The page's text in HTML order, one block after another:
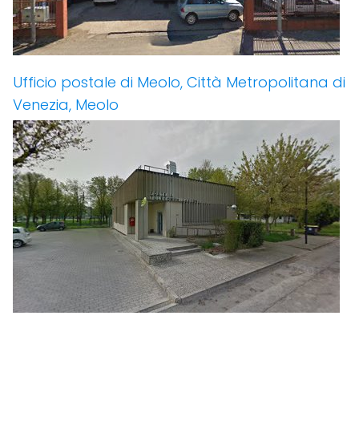
Ufficio postale di Meolo, Città Metropolitana di
Venezia, Meolo